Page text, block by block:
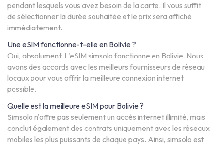
pendant lesquels vous avez besoin de la carte. Il vous suffit
de sélectionner la durée souhaitée et le prix sera affiché
immédiatement.
Une eSIM fonctionne-t-elle en Bolivie ?
Oui, absolument. L'eSIM simsolo fonctionne en Bolivie. Nous
avons des accords avec les meilleurs fournisseurs de réseau
locaux pour vous offrir la meilleure connexion internet
possible.
Quelle est la meilleure eSIM pour Bolivie ?
Simsolo n'offre pas seulement un accès internet illimité, mais
conclut également des contrats uniquement avec les réseaux
mobiles les plus puissants de chaque pays. Ainsi, simsolo est